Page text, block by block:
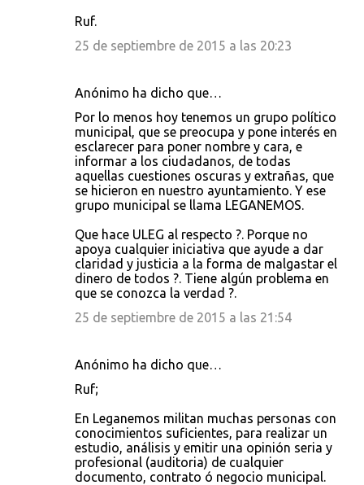
Ruf.
25 de septiembre de 2015 a las 20:23
Anónimo ha dicho que…
Por lo menos hoy tenemos un grupo político
municipal, que se preocupa y pone interés en
esclarecer para poner nombre y cara, e
informar a los ciudadanos, de todas
aquellas cuestiones oscuras y extrañas, que
se hicieron en nuestro ayuntamiento. Y ese
grupo municipal se llama LEGANEMOS.
Que hace ULEG al respecto ?. Porque no
apoya cualquier iniciativa que ayude a dar
claridad y justicia a la forma de malgastar el
dinero de todos ?. Tiene algún problema en
que se conozca la verdad ?.
25 de septiembre de 2015 a las 21:54
Anónimo ha dicho que…
Ruf;
En Leganemos militan muchas personas con
conocimientos suficientes, para realizar un
estudio, análisis y emitir una opinión seria y
profesional (auditoria) de cualquier
documento, contrato ó negocio municipal.